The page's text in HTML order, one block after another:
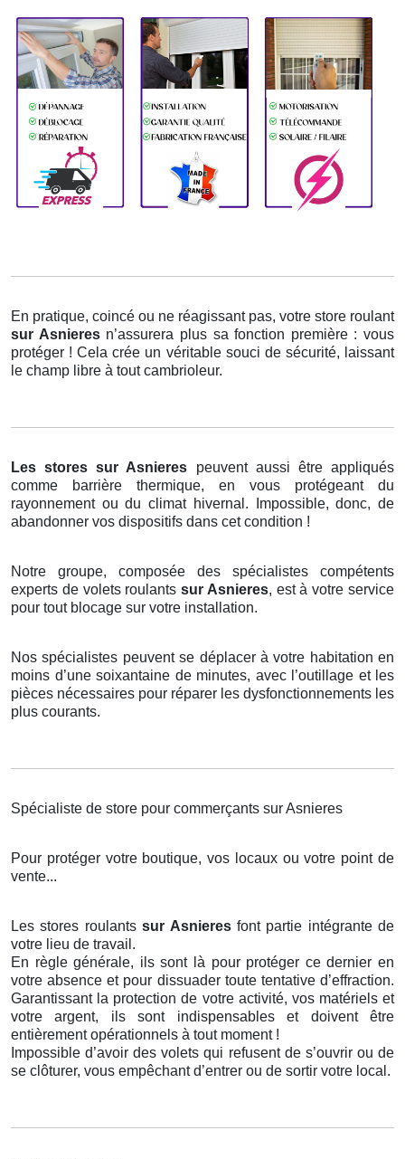
En pratique, coincé ou ne réagissant pas, votre store roulant
sur Asnieres n’assurera plus sa fonction première : vous
protéger ! Cela crée un véritable souci de sécurité, laissant
le champ libre à tout cambrioleur.
Les stores sur Asnieres peuvent aussi être appliqués
comme barrière thermique, en vous protégeant du
rayonnement ou du climat hivernal. Impossible, donc, de
abandonner vos dispositifs dans cet condition !
Notre groupe, composée des spécialistes compétents
experts de volets roulantssur Asnieres, est à votre service
pour tout blocage sur votre installation.
Nos spécialistes peuvent se déplacer à votre habitation en
moins d’une soixantaine de minutes, avec l’outillage et les
pièces nécessaires pour réparer les dysfonctionnements les
plus courants.
Spécialiste de store pour commerçants sur Asnieres
Pour protéger votre boutique, vos locaux ou votre point de
vente...
Les stores roulantssur Asnieres font partie intégrante de
votre lieu de travail.
En règle générale, ils sont là pour protéger ce dernier en
votre absence et pour dissuader toute tentative d’effraction.
Garantissant la protection de votre activité, vos matériels et
votre argent, ils sont indispensables et doivent être
entièrement opérationnels à tout moment !
Impossible d’avoir des volets qui refusent de s’ouvrir ou de
se clôturer, vous empêchant d’entrer ou de sortir votre local.